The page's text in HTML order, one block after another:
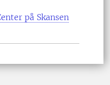
på Skansen